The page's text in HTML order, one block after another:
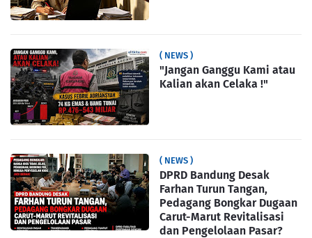
( NEWS )
"Jangan Ganggu Kami atau
Kalian akan Celaka !"
( NEWS )
DPRD Bandung Desak
Farhan Turun Tangan,
Pedagang Bongkar Dugaan
Carut-Marut Revitalisasi
dan Pengelolaan Pasar?